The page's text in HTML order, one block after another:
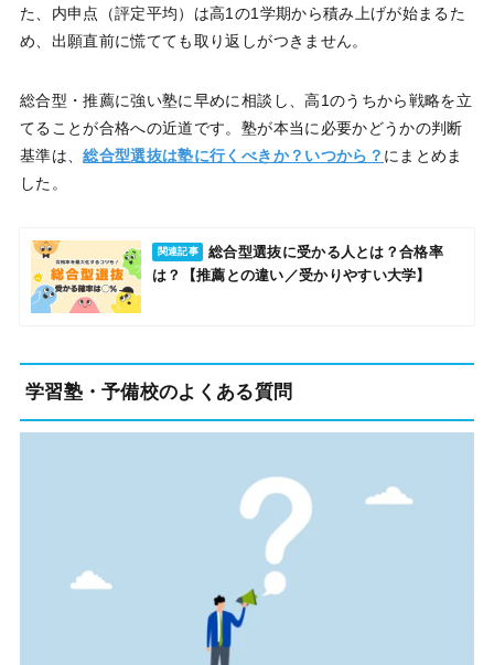
た、内申点（評定平均）は高1の1学期から積み上げが始まるた
め、出願直前に慌てても取り返しがつきません。
総合型・推薦に強い塾に早めに相談し、高1のうちから戦略を立
てることが合格への近道です。塾が本当に必要かどうかの判断
基準は、総合型選抜は塾に行くべきか？いつから？ にまとめま
した。
関連記事
総合型選抜に受かる人とは？合格率
は？【推薦との違い／受かりやすい大学】
学習塾・予備校のよくある質問